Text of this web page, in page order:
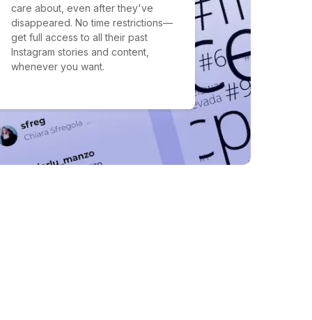
care about, even after they've
disappeared. No time restrictions—
get full access to all their past
Instagram stories and content,
whenever you want.